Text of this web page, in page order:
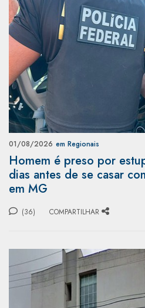
01/08/2026 em Regionais
Homem é preso por
dias antes de se casar
em MG
(36) COMPARTILHAR